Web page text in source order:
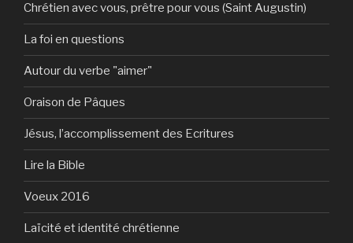
Chrétien avec vous, prêtre pour vous (Saint Augustin)
La foi en questions
Autour du verbe "aimer"
Oraison de Pâques
Jésus, l’accomplissement des Ecritures
Lire la Bible
Voeux 2016
Laïcité et identité chrétienne